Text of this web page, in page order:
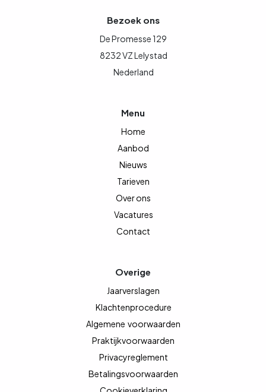
Bezoek ons
De Promesse 129
8232 VZ Lelystad
Nederland
Menu
Home
Aanbod
Nieuws
Tarieven
Over ons
Vacatures
Contact
Overige
Jaarverslagen
Klachtenprocedure
Algemene voorwaarden
Praktijkvoorwaarden
Privacyreglement
Betalingsvoorwaarden